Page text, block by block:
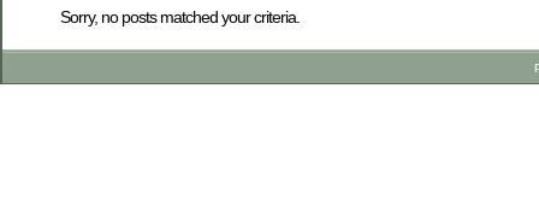
Sorry, no posts matched your criteria.